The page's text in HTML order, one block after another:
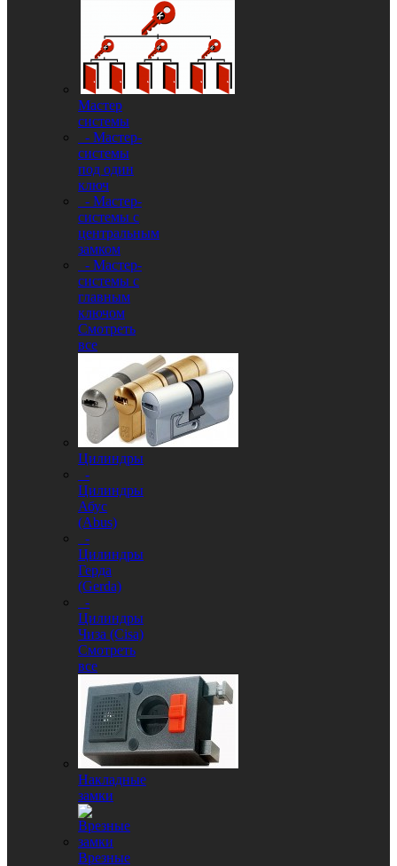
Мастер
системы
- Мастер-
системы
под один
ключ
- Мастер-
системы с
центральным
замком
- Мастер-
системы с
главным
ключом
Смотреть
все
Цилиндры
-
Цилиндры
Абус
(Abus)
-
Цилиндры
Герда
(Gerda)
-
Цилиндры
Чиза (Cisa)
Смотреть
все
Накладные
замки
Врезные